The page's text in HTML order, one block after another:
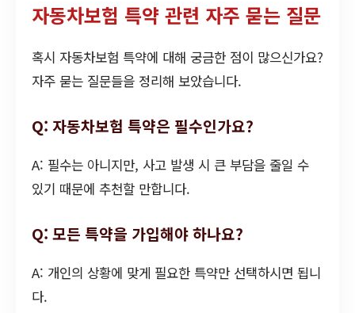
자동차보험 특약 관련 자주 묻는 질문
혹시 자동차보험 특약에 대해 궁금한 점이 많으신가요?
자주 묻는 질문들을 정리해 보았습니다.
Q: 자동차보험 특약은 필수인가요?
A: 필수는 아니지만, 사고 발생 시 큰 부담을 줄일 수
있기 때문에 추천할 만합니다.
Q: 모든 특약을 가입해야 하나요?
A: 개인의 상황에 맞게 필요한 특약만 선택하시면 됩니
다.